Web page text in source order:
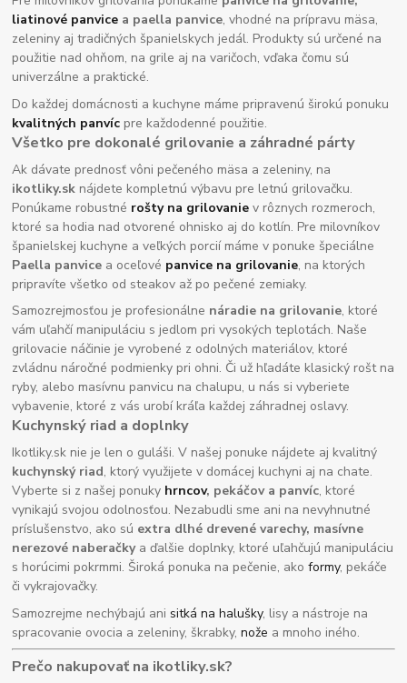
liatinové panvice a paella panvice, vhodné na prípravu mäsa,
zeleniny aj tradičných španielskych jedál. Produkty sú určené na
použitie nad ohňom, na grile aj na varičoch, vďaka čomu sú
univerzálne a praktické.
Do každej domácnosti a kuchyne máme pripravenú širokú ponuku
kvalitných panvíc pre každodenné použitie.
Všetko pre dokonalé grilovanie a záhradné párty
Ak dávate prednosť vôni pečeného mäsa a zeleniny, na
ikotliky.sk nájdete kompletnú výbavu pre letnú grilovačku.
Ponúkame robustné rošty na grilovanie v rôznych rozmeroch,
ktoré sa hodia nad otvorené ohnisko aj do kotlín. Pre milovníkov
španielskej kuchyne a veľkých porcií máme v ponuke špeciálne
Paella panvice a oceľové panvice na grilovanie, na ktorých
pripravíte všetko od steakov až po pečené zemiaky.
Samozrejmosťou je profesionálne náradie na grilovanie, ktoré
vám uľahčí manipuláciu s jedlom pri vysokých teplotách. Naše
grilovacie náčinie je vyrobené z odolných materiálov, ktoré
zvládnu náročné podmienky pri ohni. Či už hľadáte klasický rošt na
ryby, alebo masívnu panvicu na chalupu, u nás si vyberiete
vybavenie, ktoré z vás urobí kráľa každej záhradnej oslavy.
Kuchynský riad a doplnky
Ikotliky.sk nie je len o guláši. V našej ponuke nájdete aj kvalitný
kuchynský riad, ktorý využijete v domácej kuchyni aj na chate.
Vyberte si z našej ponuky hrncov, pekáčov a panvíc, ktoré
vynikajú svojou odolnosťou. Nezabudli sme ani na nevyhnutné
príslušenstvo, ako sú extra dlhé drevené varechy, masívne
nerezové naberačkya ďalšie doplnky, ktoré uľahčujú manipuláciu
s horúcimi pokrmmi. Široká ponuka na pečenie, akoformy, pekáče
či vykrajovačky.
Samozrejme nechýbajú anisitká na halušky, lisy a nástroje na
spracovanie ovocia a zeleniny, škrabky,nože a mnoho iného.
Prečo nakupovať na ikotliky.sk?